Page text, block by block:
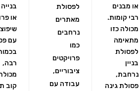
או מבנים
רבי קומות.
מכולה כזו
מתאימה
לפסולת
בניין
נרחבת,
פסולת גינה
לפסולת
מאתרים
נרחבים
כמו
פרויקטים
ציבוריים,
עבודה עם
או
עם
רבה,
קוב